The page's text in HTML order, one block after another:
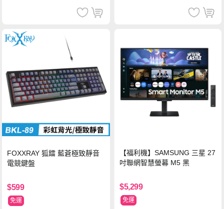
FOXXRAY 狐鐳 藍蒼極致靜音
電競鍵盤
$599
免運
【福利機】SAMSUNG 三星 27
吋聯網智慧螢幕 M5 黑
$5,299
免運